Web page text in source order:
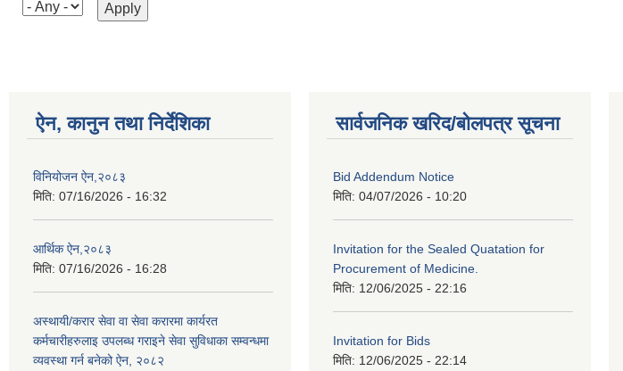
ऐन, कानुन तथा निर्देशिका
विनियोजन ऐन,२०८३
मिति: 07/16/2026 - 16:32
आर्थिक ऐन,२०८३
मिति: 07/16/2026 - 16:28
अस्थायी/करार सेवा वा सेवा करारमा कार्यरत
कर्मचारीहरुलाइ उपलब्ध गराइने सेवा सुविधाका सम्वन्धमा
व्यवस्था गर्न बनेको ऐन, २०८२
सार्वजनिक खरिद/बोलपत्र सूचना
Bid Addendum Notice
मिति: 04/07/2026 - 10:20
Invitation for the Sealed Quatation for
Procurement of Medicine.
मिति: 12/06/2025 - 22:16
Invitation for Bids
मिति: 12/06/2025 - 22:14